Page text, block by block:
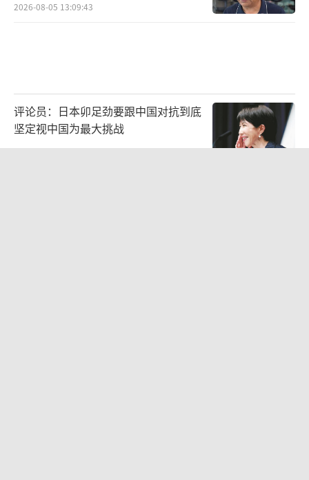
2026-08-05 13:09:43
评论员：日本卯足劲要跟中国对抗到底
坚定视中国为最大挑战
2026-08-05 23:11:18